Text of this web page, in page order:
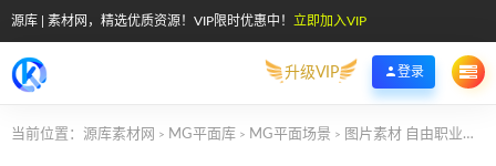
源库 | 素材网，精选优质资源！VIP限时优惠中！ 立即加入VIP
升级VIP 登录
当前位置： 源库素材网 > MG平面库 > MG平面场景 > 图片素材 自由职业者远程办公度假旅游线条扁平场景